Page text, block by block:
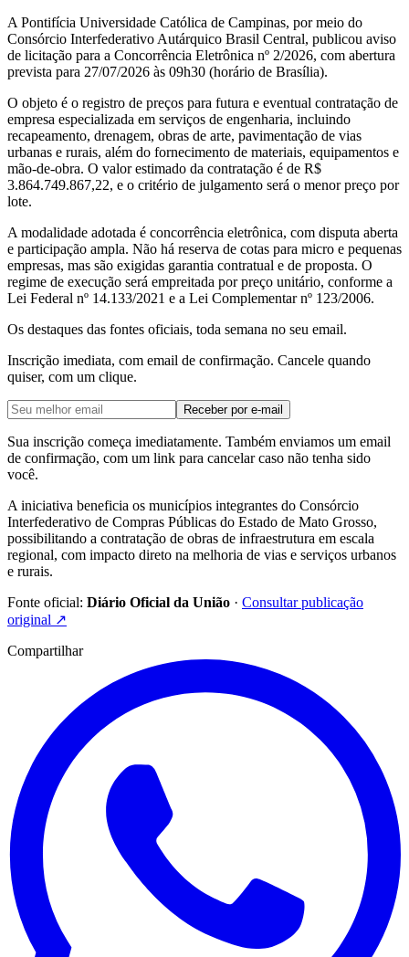
A Pontifícia Universidade Católica de Campinas, por meio do
Consórcio Interfederativo Autárquico Brasil Central, publicou aviso
de licitação para a Concorrência Eletrônica nº 2/2026, com abertura
prevista para 27/07/2026 às 09h30 (horário de Brasília).
O objeto é o registro de preços para futura e eventual contratação de
empresa especializada em serviços de engenharia, incluindo
recapeamento, drenagem, obras de arte, pavimentação de vias
urbanas e rurais, além do fornecimento de materiais, equipamentos e
mão‑de‑obra. O valor estimado da contratação é de R$
3.864.749.867,22, e o critério de julgamento será o menor preço por
lote.
A modalidade adotada é concorrência eletrônica, com disputa aberta
e participação ampla. Não há reserva de cotas para micro e pequenas
empresas, mas são exigidas garantia contratual e de proposta. O
regime de execução será empreitada por preço unitário, conforme a
Lei Federal nº 14.133/2021 e a Lei Complementar nº 123/2006.
Os destaques das fontes oficiais, toda semana no seu email.
Inscrição imediata, com email de confirmação. Cancele quando
quiser, com um clique.
Receber por e-mail
Sua inscrição começa imediatamente. Também enviamos um email
de confirmação, com um link para cancelar caso não tenha sido
você.
A iniciativa beneficia os municípios integrantes do Consórcio
Interfederativo de Compras Públicas do Estado de Mato Grosso,
possibilitando a contratação de obras de infraestrutura em escala
regional, com impacto direto na melhoria de vias e serviços urbanos
e rurais.
Fonte oficial: Diário Oficial da União · Consultar publicação
original ↗
Compartilhar